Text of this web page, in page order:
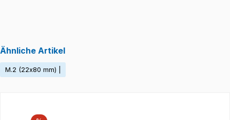
Ähnliche Artikel
M.2 (22x80 mm) |